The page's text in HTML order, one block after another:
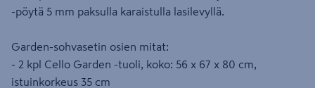
-pöytä 5 mm paksulla karaistulla lasilevyllä.
Garden-sohvasetin osien mitat:
- 2 kpl Cello Garden -tuoli, koko: 56 x 67 x 80 cm,
istuinkorkeus 35 cm